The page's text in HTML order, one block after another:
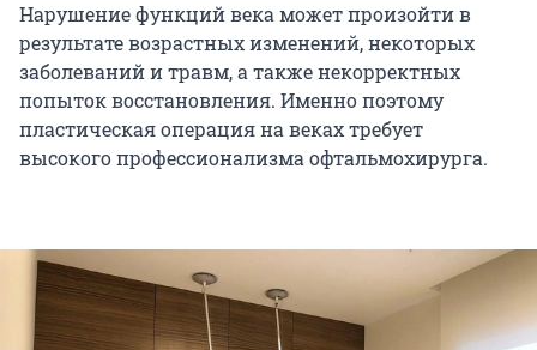
Нарушение функций века может произойти в
результате возрастных изменений, некоторых
заболеваний и травм, а также некорректных
попыток восстановления. Именно поэтому
пластическая операция на веках требует
высокого профессионализма офтальмохирурга.